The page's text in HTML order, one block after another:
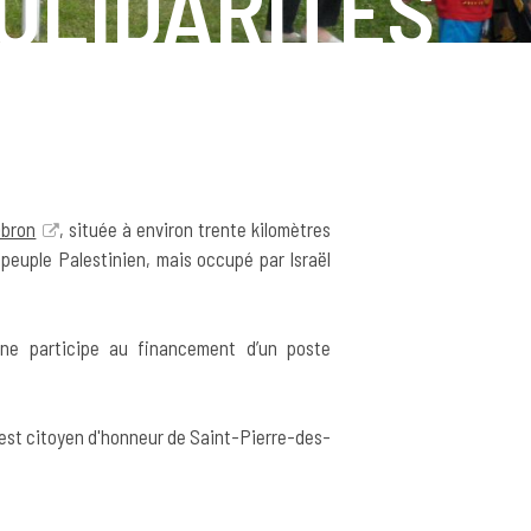
, située à environ trente kilomètres
Palestinien, mais occupé par Israël
participe au financement d’un poste
citoyen d'honneur de Saint-Pierre-des-